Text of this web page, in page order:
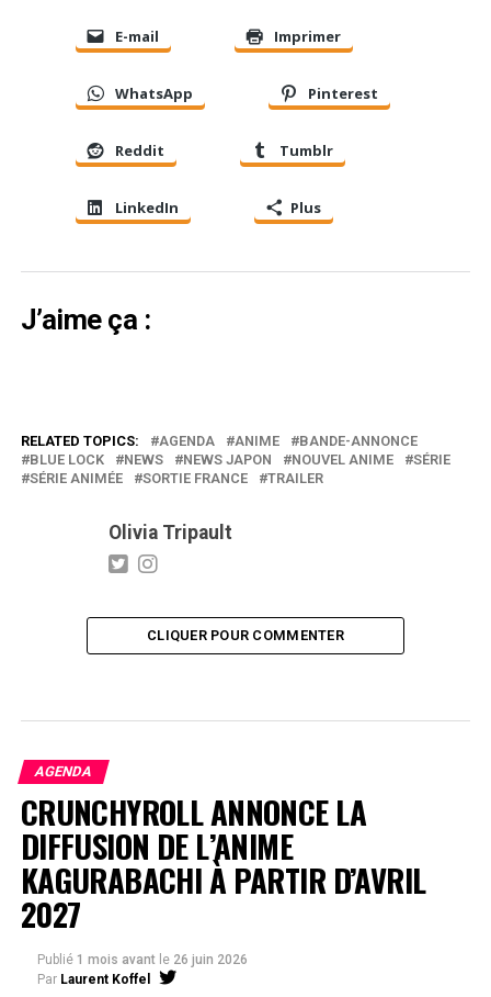
E-mail Imprimer
WhatsApp Pinterest
Reddit Tumblr
LinkedIn Plus
J’aime ça :
RELATED TOPICS: AGENDA ANIME
BANDE-ANNONCE
BLUE LOCK
NEWS NEWS JAPON NOUVEL ANIME
SÉRIE
SÉRIE ANIMÉE
SORTIE FRANCE TRAILER
Olivia Tripault
CLIQUER POUR COMMENTER
AGENDA
CRUNCHYROLL ANNONCE LA
DIFFUSION DE L’ANIME
KAGURABACHI À PARTIR D’AVRIL
2027
Publié 1 mois avant le 26 juin 2026
Par Laurent Koffel